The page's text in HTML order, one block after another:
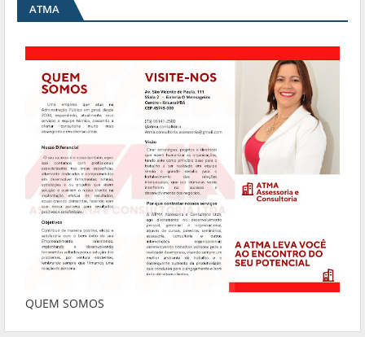
ATMA
QUEM SOMOS